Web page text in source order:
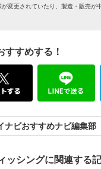
変更されていたり、製造・販売が
すすめする！
ナビおすすめナビ編集部
ッシングに関連する